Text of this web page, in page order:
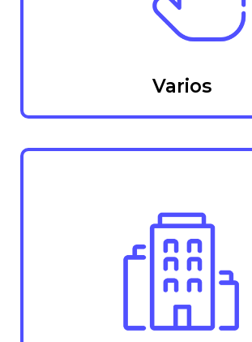
Varios